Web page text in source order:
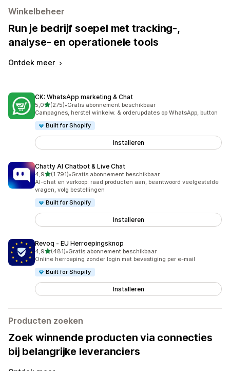
Winkelbeheer
Run je bedrijf soepel met tracking-,
analyse- en operationele tools
Ontdek meer
CK: WhatsApp marketing & Chat
5,0van 5 sterren
(275)
275 recensies in totaal
•Gratis abonnement beschikbaar
Campagnes, herstel winkelw. & orderupdates op WhatsApp, button
Built for Shopify
Installeren
Chatty AI Chatbot & Live Chat
4,9van 5 sterren
(1.791)
1791 recensies in totaal
•Gratis abonnement beschikbaar
AI-chat en verkoop: raad producten aan, beantwoord veelgestelde
vragen, volg bestellingen
Built for Shopify
Installeren
Revoq ‑ EU Herroepingsknop
4,9van 5 sterren
(481)
481 recensies in totaal
•Gratis abonnement beschikbaar
Online herroeping zonder login met bevestiging per e-mail
Built for Shopify
Installeren
Producten zoeken
Zoek winnende producten via connecties
bij belangrijke leveranciers